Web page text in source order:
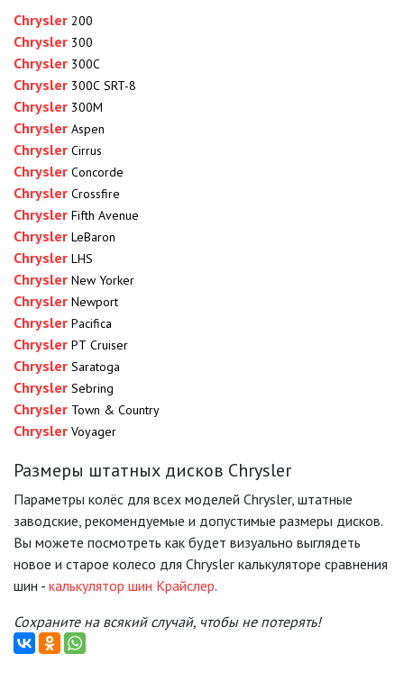
Chrysler 200
Chrysler 300
Chrysler 300C
Chrysler 300C SRT-8
Chrysler 300M
Chrysler Aspen
Chrysler Cirrus
Chrysler Concorde
Chrysler Crossfire
Chrysler Fifth Avenue
Chrysler LeBaron
Chrysler LHS
Chrysler New Yorker
Chrysler Newport
Chrysler Pacifica
Chrysler PT Cruiser
Chrysler Saratoga
Chrysler Sebring
Chrysler Town & Country
Chrysler Voyager
Размеры штатных дисков Chrysler
Параметры колёс для всех моделей Chrysler, штатные
заводские, рекомендуемые и допустимые размеры дисков.
Вы можете посмотреть как будет визуально выглядеть
новое и старое колесо для Chrysler калькуляторе сравнения
шин - калькулятор шин Крайслер.
Сохраните на всякий случай, чтобы не потерять!